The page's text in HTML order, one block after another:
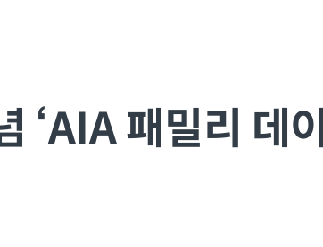
‘AIA 패밀리 데